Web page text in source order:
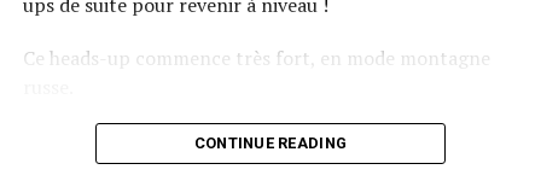
Ce heads-up commence très fort, en mode montagne
Le champagne va réchauffer si les deux finalistes ne se décident pas !
CONTINUE READING